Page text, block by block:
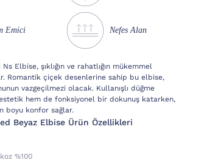
Emici Nefes Alan
Elbise, şıklığın ve rahatlığın mükemmel
Romantik çiçek desenlerine sahip bu elbise,
vazgeçilmezi olacak. Kullanışlı düğme
hem de fonksiyonel bir dokunuş katarken,
boyu konfor sağlar.
Beyaz Elbise Ürün Özellikleri
%100